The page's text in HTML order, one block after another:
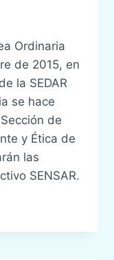
Ordinaria
de 2015, en
la SEDAR
se hace
de
y Ética de
las
SENSAR.